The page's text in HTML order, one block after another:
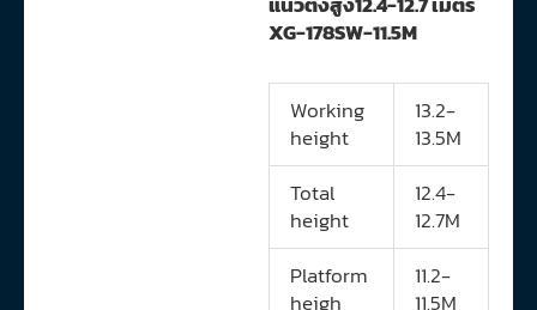
XG-178SW-11.5M
Working
height
13.2-
13.5M
Total
height
12.4-
12.7M
Platform
heigh
11.2-
11.5M